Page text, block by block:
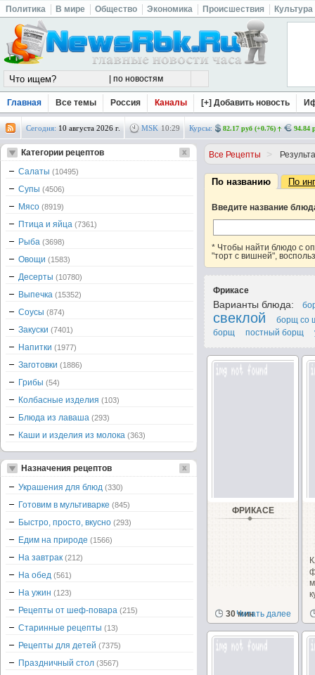
Политика В мире Общество Экономика Происшествия Культура
Главная Все темы Россия Каналы [+] Добавить новость
Сегодня: 10 августа 2026 г. MSK 10:29 Курсы: 82.17 руб (+0.76) 94.84
Все Рецепты >
По названию По
Введите название
* Чтобы найти блюдо с
"торт с вишней",
Фрикасе
Варианты блюда:
свеклой
борщ со
борщ
постный борщ
ФРИКАСЕ
30 мин
Читать далее
Категории рецептов
Салаты (10495)
Супы (4506)
Мясо (8919)
Птица и яйца (7361)
Рыба (3698)
Овощи (1583)
Десерты (10780)
Выпечка (15352)
Соусы (874)
Закуски (7401)
Напитки (1977)
Заготовки (1886)
Грибы (54)
Колбасные изделия (103)
Блюда из лаваша (293)
Каши и изделия из молока (363)
Назначения рецептов
Украшения для блюд (330)
Готовим в мультиварке (845)
Быстро, просто, вкусно (293)
Едим на природе (1566)
На завтрак (212)
На обед (561)
На ужин (123)
Рецепты от шеф-повара (215)
Старинные рецепты (13)
Рецепты для детей (7375)
Праздничный стол (3567)